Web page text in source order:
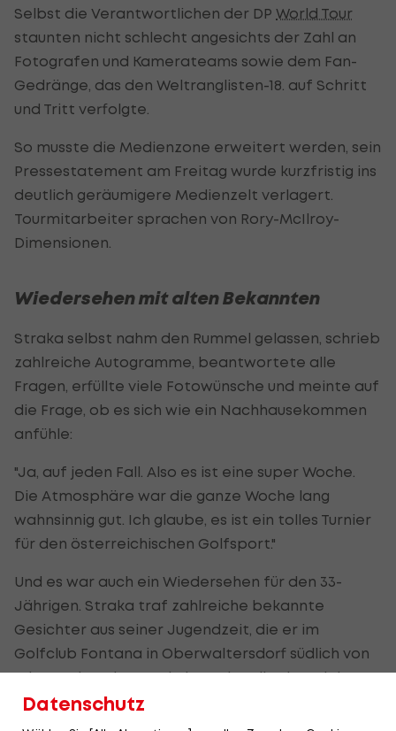
Selbst die Verantwortlichen der DP World Tour
staunten nicht schlecht angesichts der Zahl an
Fotografen und Kamerateams sowie dem Fan-
Gedränge, das den Weltranglisten-18. auf Schritt
und Tritt verfolgte.
So musste die Medienzone erweitert werden, sein
Pressestatement am Freitag wurde kurzfristig ins
deutlich geräumigere Medienzelt verlagert.
Tourmitarbeiter sprachen von Rory-McIlroy-
Dimensionen.
Wiedersehen mit alten Bekannten
Straka selbst nahm den Rummel gelassen, schrieb
zahlreiche Autogramme, beantwortete alle
Fragen, erfüllte viele Fotowünsche und meinte auf
die Frage, ob es sich wie ein Nachhausekommen
anfühle:
"Ja, auf jeden Fall. Also es ist eine super Woche.
Die Atmosphäre war die ganze Woche lang
wahnsinnig gut. Ich glaube, es ist ein tolles Turnier
für den österreichischen Golfsport."
Und es war auch ein Wiedersehen für den 33-
Jährigen. Straka traf zahlreiche bekannte
Gesichter aus seiner Jugendzeit, die er im
Golfclub Fontana in Oberwaltersdorf südlich von
Wien verbrachte, und als Nationalkaderspieler.
Darunter war auch sein einstiger Coach Claude
Datenschutz